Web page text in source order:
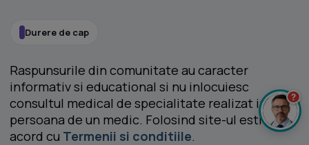
Durere de cap
Raspunsurile din comunitate au caracter
informativ si educational si nu inlocuiesc
consultul medical de specialitate realizat in
persoana de un medic. Folosind site-ul esti de
acord cu Termenii si conditiile.
?